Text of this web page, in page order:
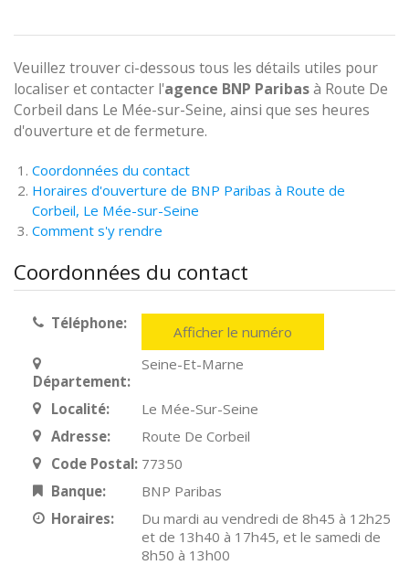
Veuillez trouver ci-dessous tous les détails utiles pour
localiser et contacter l'agence BNP Paribasà Route De
Corbeil dans Le Mée-sur-Seine, ainsi que ses heures
d'ouverture et de fermeture.
Coordonnées du contact
Horaires d'ouverture de BNP Paribas à Route de
Corbeil, Le Mée-sur-Seine
Comment s'y rendre
Coordonnées du contact
Téléphone: Afficher le numéro
Département:
Seine-Et-Marne
Localité:
Le Mée-Sur-Seine
Adresse:
Route De Corbeil
Code Postal: 77350
Banque:
BNP Paribas
Horaires:
Du mardi au vendredi de 8h45 à 12h25
et de 13h40 à 17h45, et le samedi de
8h50 à 13h00